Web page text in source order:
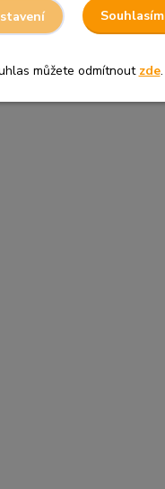
Souhlasím
můžete odmítnout zde.